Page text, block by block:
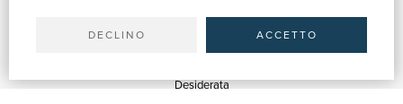
DECLINO ACCETTO
Spedizioni
Desiderata